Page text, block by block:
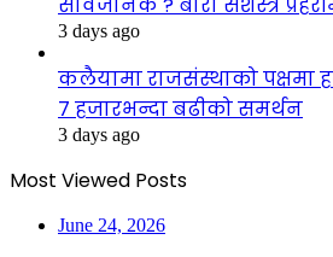
3 days ago
कलैयामा राजसंस्थाको पक्षमा
७ हजारभन्दा बढीको समर्थन
3 days ago
Most Viewed Posts
June 24, 2026